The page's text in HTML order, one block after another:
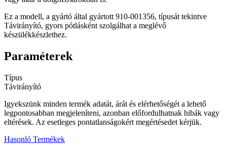
Ez a modell, a gyártó által gyártott 910-001356, típusát tekintve
Távirányító, gyors pótlásként szolgálhat a meglévő
készülékkészlethez.
Paraméterek
Típus
Távirányító
Igyekszünk minden termék adatát, árát és elérhetőségét a lehető
legpontosabban megjeleníteni, azonban előfordulhatnak hibák vagy
eltérések. Az esetleges pontatlanságokért megértésedet kérjük.
Hasonló Termékek